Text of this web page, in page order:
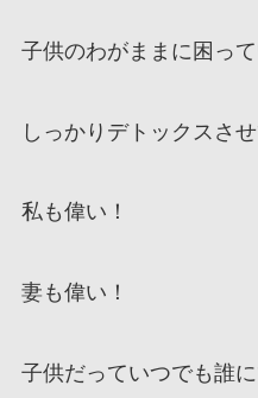
子供のわがままに困っ
しっかりデトックスさ
私も偉い！
妻も偉い！
子供だっていつでも誰